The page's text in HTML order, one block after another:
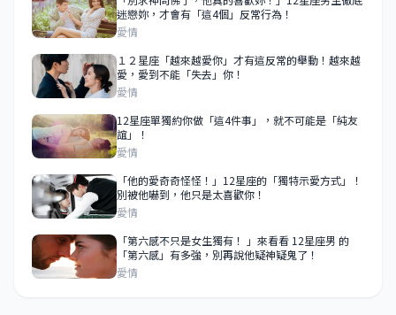
迷戀妳，才會有「這4個」反常行為！
愛情
１２星座「越來越愛你」才有這反常的舉動！越來越
愛，愛到不能「失去」你！
愛情
12星座單獨約你做「這4件事」，就不可能是「純友
誼」！
愛情
「他的愛奇奇怪怪！」12星座的「獨特示愛方式」！
別被他嚇到，他只是太喜歡你！
愛情
「第六感不只是女生獨有！ 」來看看 12星座男 的
「第六感」有多強，別再說他疑神疑鬼了！
愛情